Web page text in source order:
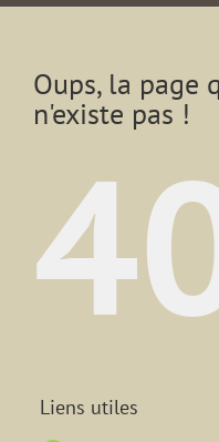
Oups, la page
n'existe pas !
Liens utiles